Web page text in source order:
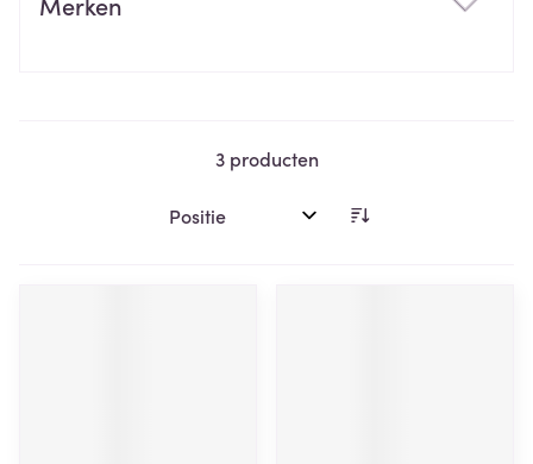
3producten
Sorteer op: